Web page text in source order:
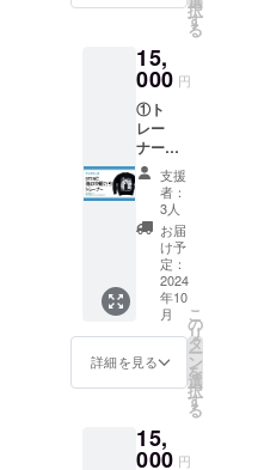
種まで
入れら
れま
す。
・備
考欄に
種名や
色など
を詳し
くご記
入くだ
さい。
・リ
クエス
トを基
にデザ
インの
メール
にて確
更はで
ん。
【デザ
イン作
成ルー
ル】
・作
成する
デザイ
ンは表
紙、裏
表紙の
各1
デザイ
ンのみ
となり
ます。
・表
せてお
任せで
択
す
る
15,
000 円
①ト
レー
ナー
「orca
と海の
仲間た
ち」
※スタッ
フ陣、
チーム
orcaが
選んだ
生
き物た
ちのト
レー
す。
※カ
支援
者：
3人
お届
け予
定：
2024
年10
月
詳細を見る
こ
の
リ
タ
ー
ン
を
選
択
す
る
15,
000 円